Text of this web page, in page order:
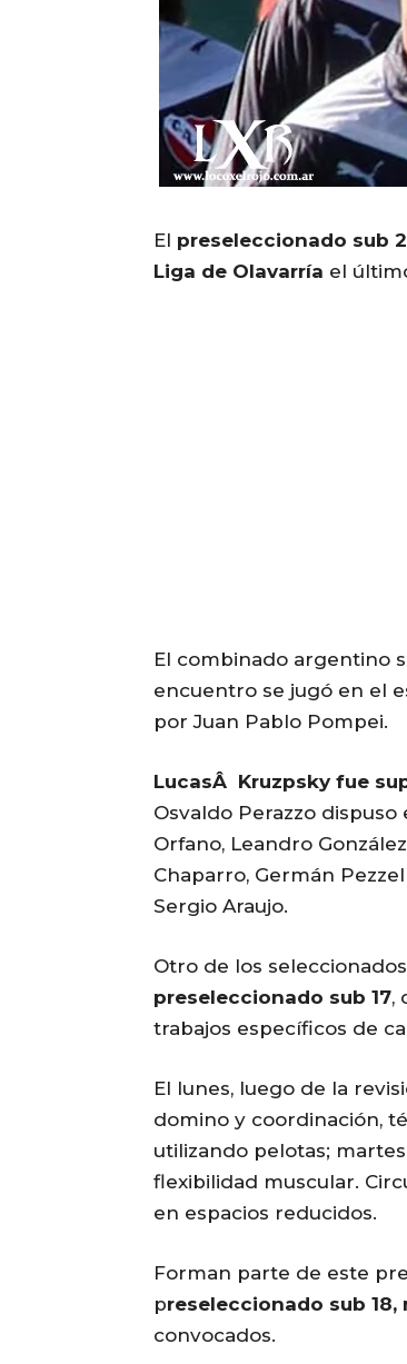
El preseleccionado sub
Liga de Olavarría el
El combinado argentino
encuentro se jugó en el
por Juan Pablo Pompei.
LucasÂ Kruzpsky fue
Osvaldo Perazzo
Orfano, Leandro
Chaparro, Germán
Sergio Araujo.
Otro de los
preseleccionado sub 17,
trabajos específicos de
El lunes, luego de la
domino y coordinación,
utilizando pelotas;
flexibilidad muscular.
en espacios reducidos.
Forman parte de este
preseleccionado sub
convocados.